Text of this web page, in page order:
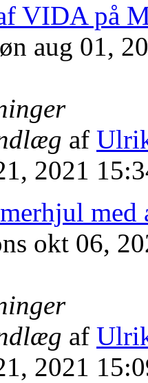
VIDA på
aug 01,
af
2021
med
okt 06,
af
2021